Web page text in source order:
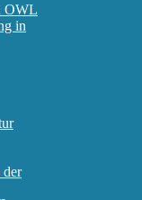
OWL
in
der